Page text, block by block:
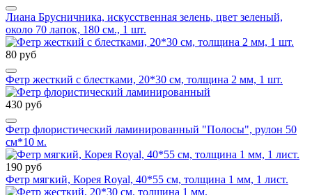
Лиана Брусничника, искусственная зелень, цвет зеленый,
около 70 лапок, 180 см., 1 шт.
80 руб
Фетр жесткий с блестками, 20*30 см, толщина 2 мм, 1 шт.
430 руб
Фетр флористический ламинированный "Полосы", рулон 50
см*10 м.
190 руб
Фетр мягкий, Корея Royal, 40*55 см, толщина 1 мм, 1 лист.